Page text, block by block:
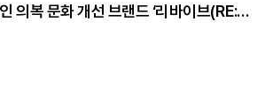
태평양물산, 장애인 의복 문화 개선 브랜드 ‘리바이브(RE:VIVE)’ 선보여